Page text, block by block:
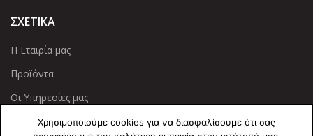
ΣΧΕΤΙΚΑ
Η Εταιρία μας
Προϊόντα
Οι Υπηρεσίες μας
ΠΛΗΡΟΦΟΡΙΕΣ
Χρησιμοποιούμε cookies για να διασφαλίσουμε ότι σας